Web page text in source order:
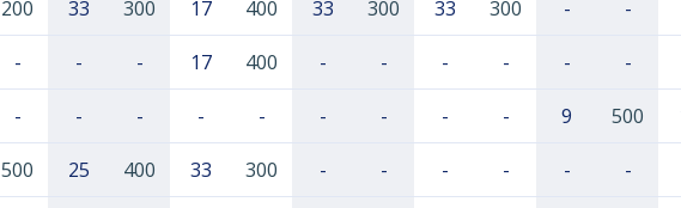
200 33 300 17 400 33 300 33 300 - -
- - - 17 400 - - - - - -
- - - - - - - - - 9 500
500 25 400 33 300 - - - - - -